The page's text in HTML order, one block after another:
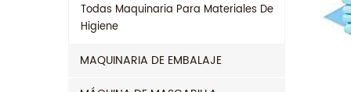
Todas Maquinaria Para Materiales De
Higiene
MAQUINARIA DE EMBALAJE